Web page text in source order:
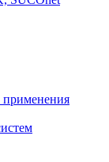
применения